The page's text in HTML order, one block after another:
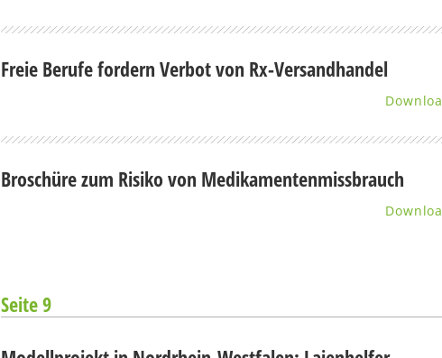
Freie Berufe fordern Verbot von Rx-Versandhandel
Broschüre zum Risiko von Medikamentenmissbrauch
Seite 9